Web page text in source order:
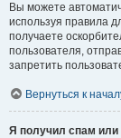
Вы можете
используя правила
получаете
пользователя,
запретить
Вернуться к
Я получил спам или